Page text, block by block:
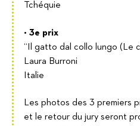
Tchéquie
• 3e prix
“Il gatto dal collo lungo (Le
Laura Burroni
Italie
Les photos des 3 premiers
et le retour du jury seront